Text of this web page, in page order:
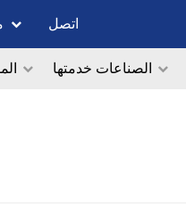
اتصل
الصناعات خدمتها